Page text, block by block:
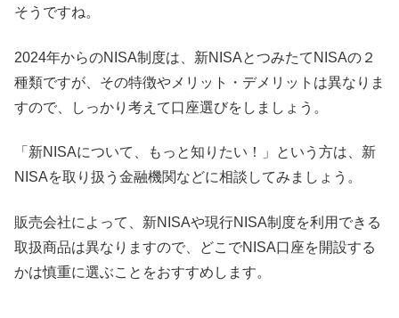
そうですね。
2024年からのNISA制度は、新NISAとつみたてNISAの２
種類ですが、その特徴やメリット・デメリットは異なりま
すので、しっかり考えて口座選びをしましょう。
「新NISAについて、もっと知りたい！」という方は、新
NISAを取り扱う金融機関などに相談してみましょう。
販売会社によって、新NISAや現行NISA制度を利用できる
取扱商品は異なりますので、どこでNISA口座を開設する
かは慎重に選ぶことをおすすめします。